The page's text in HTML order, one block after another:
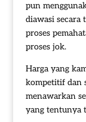
pun
diawasi secara
proses
proses jok.
Harga yang
kompetitif dan
menawarkan
yang tentunya